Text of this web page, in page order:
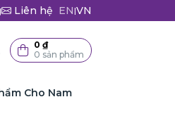
Liên hệ EN|VN
0 ₫
0 sản phẩm
Cho Nam